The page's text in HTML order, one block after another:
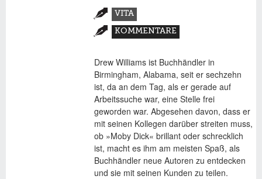
Zusatzmaterial
VITA
(AKTIVER
REITER)
KOMMENTARE
Drew Williams ist Buchhändler in
Birmingham, Alabama, seit er sechzehn
ist, da an dem Tag, als er gerade auf
Arbeitssuche war, eine Stelle frei
geworden war. Abgesehen davon, dass er
mit seinen Kollegen darüber streiten muss,
ob »Moby Dick« brillant oder schrecklich
ist, macht es ihm am meisten Spaß, als
Buchhändler neue Autoren zu entdecken
und sie mit seinen Kunden zu teilen.